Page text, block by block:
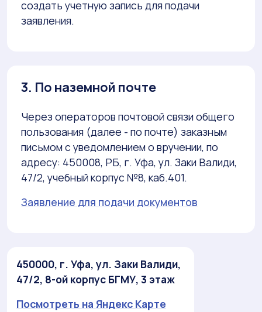
создать учетную запись для подачи
заявления.
3. По наземной почте
Через операторов почтовой связи общего
пользования (далее - по почте) заказным
письмом с уведомлением о вручении, по
адресу: 450008, РБ, г. Уфа, ул. Заки Валиди,
47/2, учебный корпус №8, каб.401.
Заявление для подачи документов
450000, г. Уфа, ул. Заки Валиди,
47/2, 8-ой корпус БГМУ, 3 этаж
Посмотреть на Яндекс Карте